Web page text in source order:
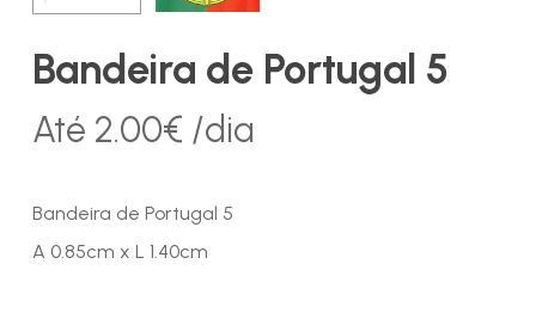
Bandeira de Portugal 5
Até 2.00€ /dia
Bandeira de Portugal 5
A 0.85cm x L 1.40cm